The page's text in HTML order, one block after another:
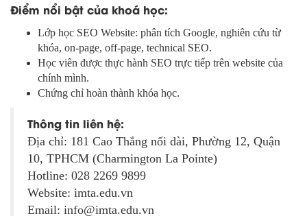
Điểm nổi bật của khoá học:
Lớp học SEO Website: phân tích Google, nghiên cứu từ
khóa, on-page, off-page, technical SEO.
Học viên được thực hành SEO trực tiếp trên website của
chính mình.
Chứng chỉ hoàn thành khóa học.
Thông tin liên hệ:
Địa chỉ: 181 Cao Thắng nối dài, Phường 12, Quận
10, TPHCM (Charmington La Pointe)
Hotline: 028 2269 9899
Website: imta.edu.vn
Email: info@imta.edu.vn